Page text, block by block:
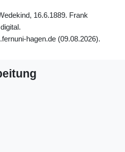
16.6.1889. Frank
hagen.de (09.08.2026).